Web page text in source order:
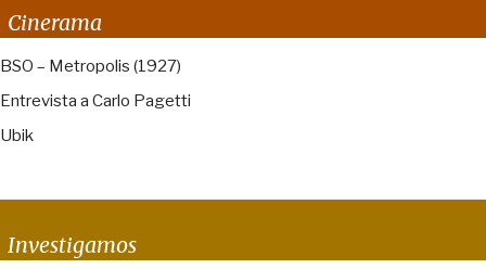
Cinerama
BSO – Metropolis (1927)
Entrevista a Carlo Pagetti
Ubik
Investigamos